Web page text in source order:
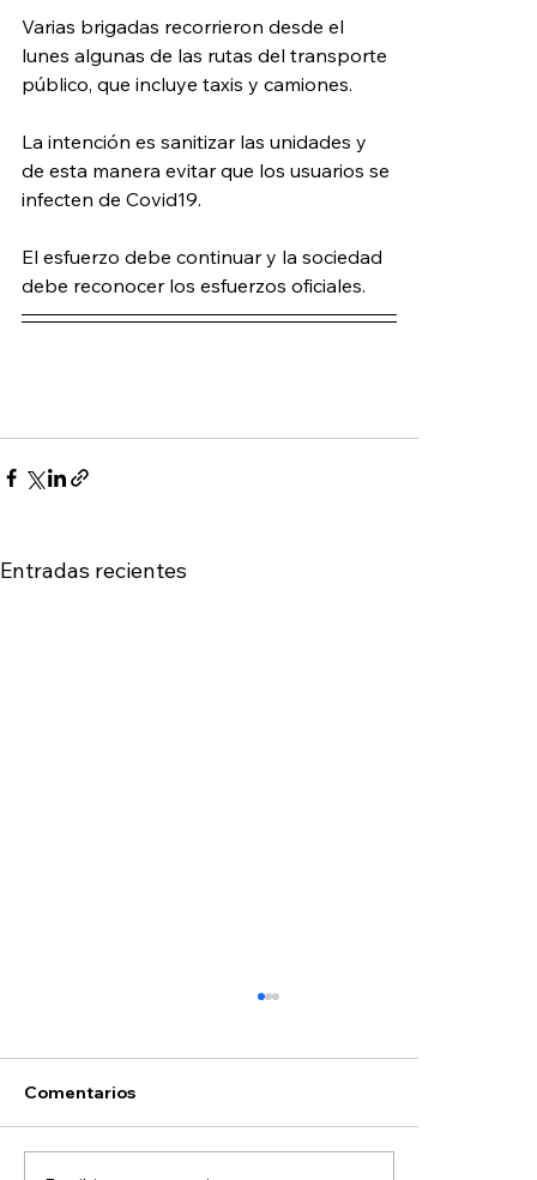
Varias brigadas recorrieron desde el
lunes algunas de las rutas del transporte
público, que incluye taxis y camiones.
La intención es sanitizar las unidades y
de esta manera evitar que los usuarios se
infecten de Covid19.
El esfuerzo debe continuar y la sociedad
debe reconocer los esfuerzos oficiales.
Entradas recientes
Hoyos
Comentarios